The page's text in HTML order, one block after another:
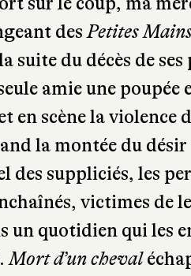
desPetites
suite du décès de
amie une
en scène la violence
la montée du désir
des suppliciés, les
victimes de
un quotidien qui les
Mort d’un cheval